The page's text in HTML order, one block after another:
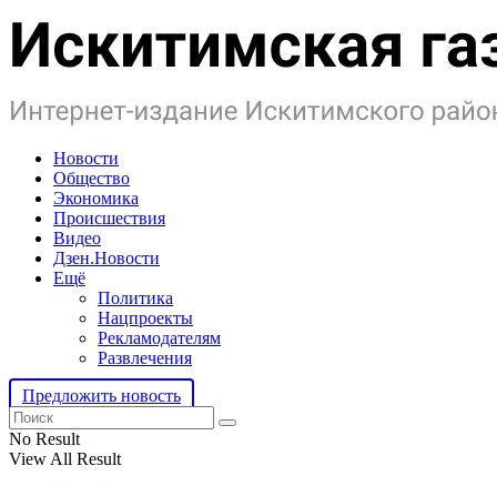
Новости
Общество
Экономика
Происшествия
Видео
Дзен.Новости
Ещё
Политика
Нацпроекты
Рекламодателям
Развлечения
Предложить новость
No Result
View All Result